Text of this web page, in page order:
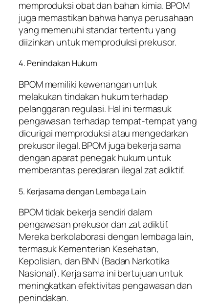
memproduksi obat dan bahan kimia. BPOM
juga memastikan bahwa hanya perusahaan
yang memenuhi standar tertentu yang
diizinkan untuk memproduksi prekusor.
4. Penindakan Hukum
BPOM memiliki kewenangan untuk
melakukan tindakan hukum terhadap
pelanggaran regulasi. Hal ini termasuk
pengawasan terhadap tempat-tempat yang
dicurigai memproduksi atau mengedarkan
prekusor ilegal. BPOM juga bekerja sama
dengan aparat penegak hukum untuk
memberantas peredaran ilegal zat adiktif.
5. Kerjasama dengan Lembaga Lain
BPOM tidak bekerja sendiri dalam
pengawasan prekusor dan zat adiktif.
Mereka berkolaborasi dengan lembaga lain,
termasuk Kementerian Kesehatan,
Kepolisian, dan BNN (Badan Narkotika
Nasional). Kerja sama ini bertujuan untuk
meningkatkan efektivitas pengawasan dan
penindakan.